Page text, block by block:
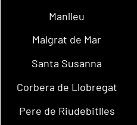
Manlleu
Malgrat de Mar
Santa Susanna
Corbera de Llobregat
Pere de Riudebitlles